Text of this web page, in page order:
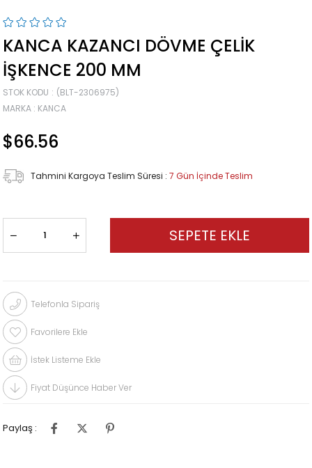
KANCA KAZANCI DÖVME ÇELIK
İŞKENCE 200 MM
STOK KODU
(BLT-2306975)
MARKA : KANCA
$66.56
Tahmini Kargoya Teslim Süresi : 7 Gün İçinde Teslim
Telefonla Sipariş
Favorilere Ekle
İstek Listeme Ekle
Fiyat Düşünce Haber Ver
Paylaş :